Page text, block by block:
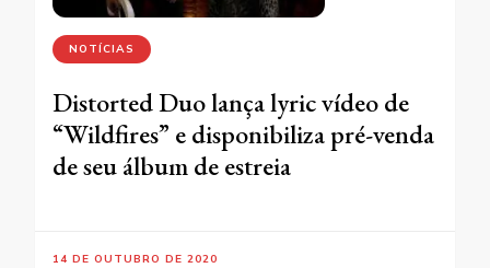
NOTÍCIAS
Distorted Duo lança lyric vídeo de
“Wildfires” e disponibiliza pré-venda
de seu álbum de estreia
14 DE OUTUBRO DE 2020